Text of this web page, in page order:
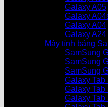
Galaxy A05
Galaxy
Galaxy A04
Galaxy A24
Máy tính bảng
SamSung
SamSung
SamSung
Galaxy
Galaxy Tab
Galaxy Tab